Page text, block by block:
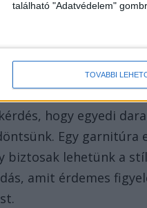
található "Adatvédelem"
TOVÁBBI
például egy
garnitúrák előnyei
hogy egyedi
Egy garnitúra
biztosak lehetünk a
amit érdemes